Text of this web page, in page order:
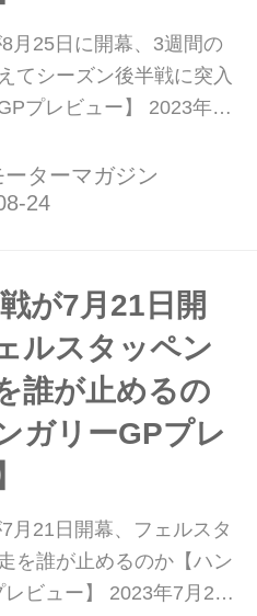
月25日に開幕、3週間の
てシーズン後半戦に突入
プレビュー】 2023年8
テルダム近郊のザントフ
ーキットで開幕する。3
ンダGPはどんなグラン
か見てみよう。 各チーム
ップデ...
ターマガジン
が7月21日開
ルスタッペン
誰が止めるの
ガリーGPプレ
月21日開幕、フェルスタ
を誰が止めるのか【ハン
レビュー】 2023年7月21